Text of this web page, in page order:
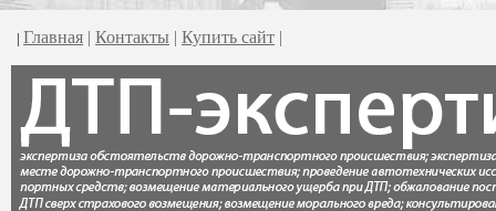
| Главная | Контакты | Купить сайт |